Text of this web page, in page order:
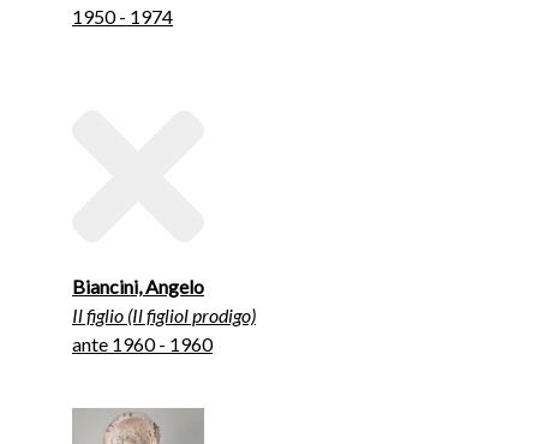
1950 - 1974
Biancini, Angelo
Il figlio (Il figliol prodigo)
ante 1960 - 1960